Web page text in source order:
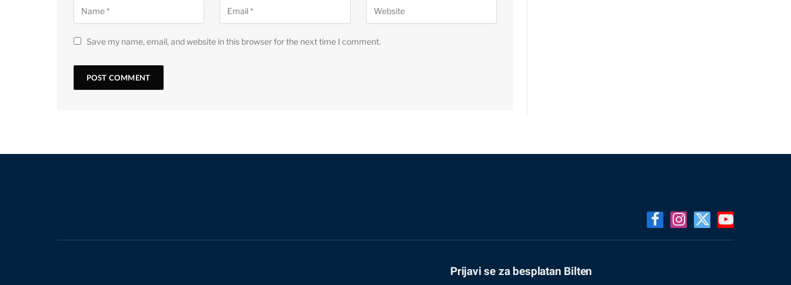
Save my name, email, and website in this browser for the next time I comment.
FacebookInstagram
X
YouTube
Prijavi se za besplatan Bilten